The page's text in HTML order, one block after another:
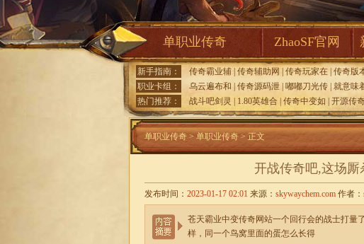
单职业传奇 ZhaoSF官网
新手指南： 传奇霸业辅 传奇辅助网 传奇玩家在 传奇版
职业卡组：
乌云遍布和 传奇源码泄 嘟嘟刀光传 就意味
热门推荐：
战斗吧剑灵 1.80英雄合 传奇中变如 开源传
单职业传奇 > 单职业传奇 > 正文
开战传奇吧,这场
发布时间： 2023-01-17 02:01 来源： skywaychem.com 作者：
苍天霸业中变传奇网站一个回行会的战士打量
样，同一个鸟窝里面的蛋怎么长得